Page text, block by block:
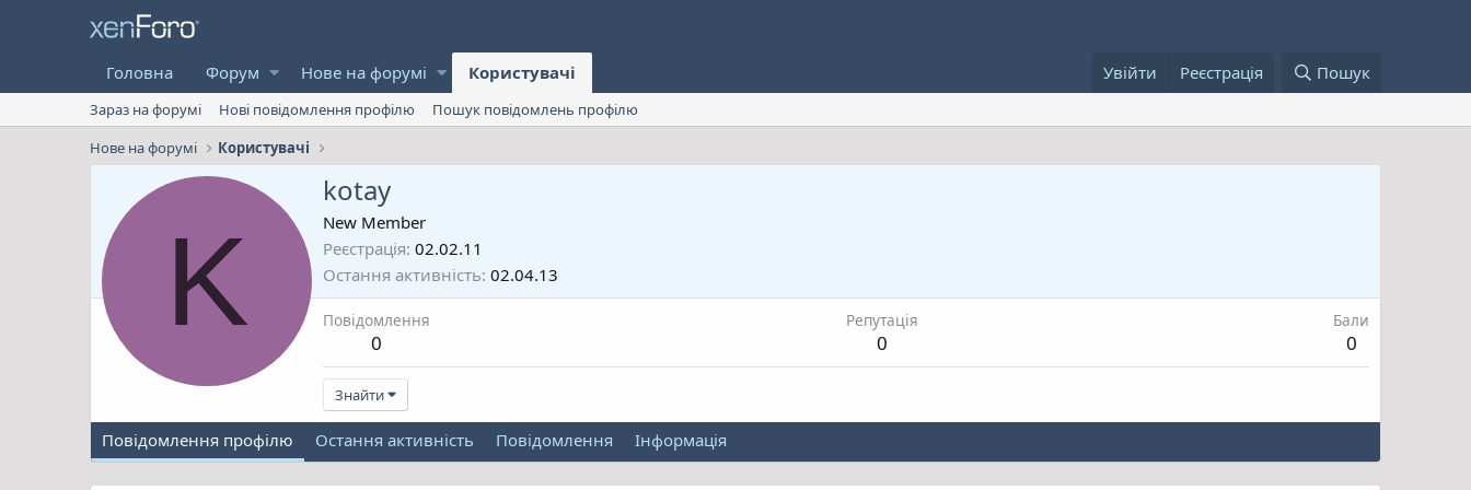
Головна Форум Нове на форумі Користувачі Увійти Реєстрація Пошук
Зараз на форумі Нові повідомлення профілю
Пошук повідомлень профілю
Нове на форумі
Користувачі
K
kotay
New Member
Реєстрація 02.02.11
Остання активність 02.04.13
Повідомлення
0
Репутація
0
Бали
0
Знайти
Повідомлення профілю Остання активність Повідомлення Інформація